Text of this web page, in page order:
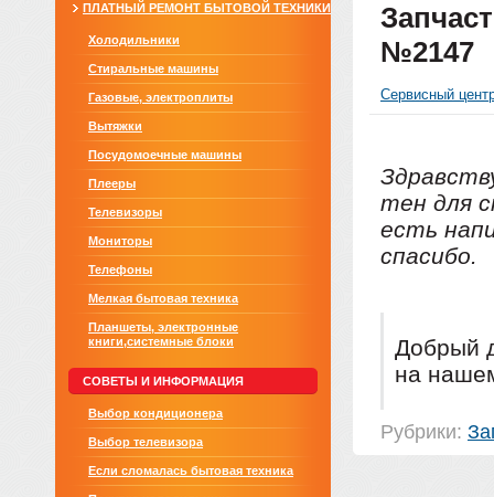
ПЛАТНЫЙ РЕМОНТ БЫТОВОЙ ТЕХНИКИ
Холодильники
Стиральные машины
Газовые, электроплиты
Вытяжки
Посудомоечные машины
Плееры
Телевизоры
Мониторы
Телефоны
Мелкая бытовая техника
Планшеты, электронные
книги,системные блоки
СОВЕТЫ И ИНФОРМАЦИЯ
Выбор кондиционера
Выбор телевизора
Если сломалась бытовая техника
№2147
Сервисный
тен для
есть
спасибо.
Добрый
на
Рубрики: